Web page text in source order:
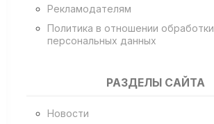
Рекламодателям
Политика в отношении обработки
персональных данных
РАЗДЕЛЫ САЙТА
Новости